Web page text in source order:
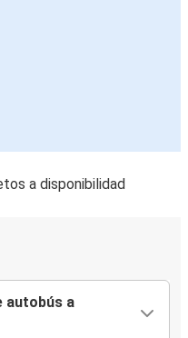
a disponibilidad
autobús a